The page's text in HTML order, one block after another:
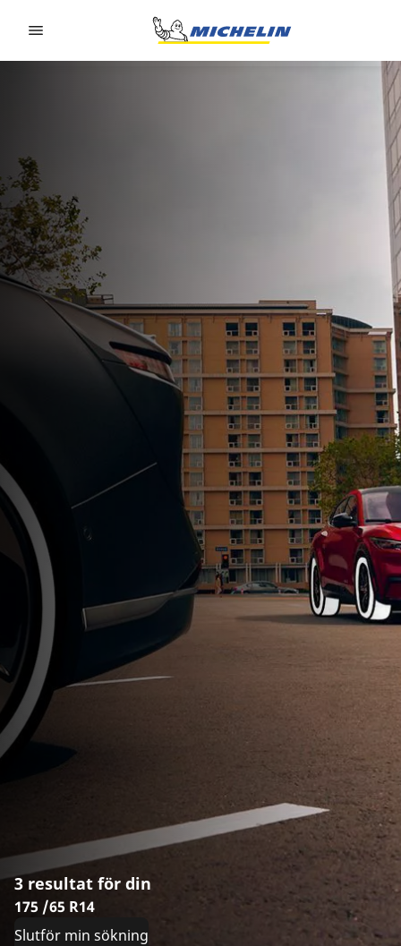
3 resultat för din
175 /65 R14
Slutför min sökning